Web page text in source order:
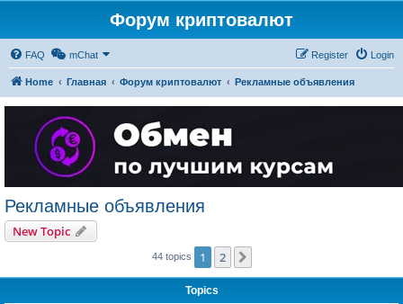
Форум криптовалют
FAQ mChat Login
Register
Home Главная Форум криптовалют Рекламные объявления
Рекламные объявления
New Topic
44 topics 1 2
Topics